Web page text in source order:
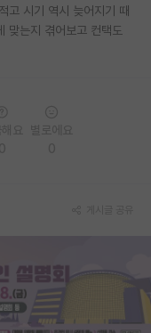
고 시기 역시 늦어지기 때
맞는지 겪어보고 컨택도